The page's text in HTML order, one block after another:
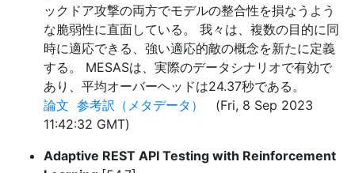
ックドア攻撃の両方でモデルの整合性を損なうよう
な脆弱性に直面している。 我々は、複数の目的に同
時に適応できる、強い適応的敵の概念を新たに定義
する。 MESASは、実際のデータシナリオで有効で
あり、平均オーバーヘッドは24.37秒である。
論文 参考訳（メタデータ）
(Fri, 8 Sep 2023
11:42:32 GMT)
Adaptive REST API Testing with Reinforcement